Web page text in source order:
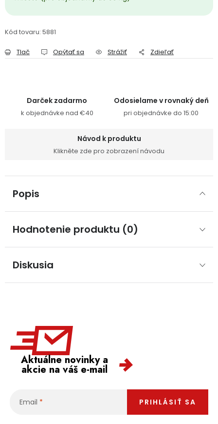
Kód tovaru: 5881
Tlač Opýtať sa Strážiť Zdieľať
Darček zadarmo
k objednávke nad €40
Odosielame v rovnaký deň
pri objednávke do 15:00
Návod k produktu
Klikněte zde pro zobrazení návodu
Popis
Hodnotenie produktu (0)
Diskusia
Aktuálne novinky a
akcie na váš e-mail
Email PRIHLÁSIŤ SA